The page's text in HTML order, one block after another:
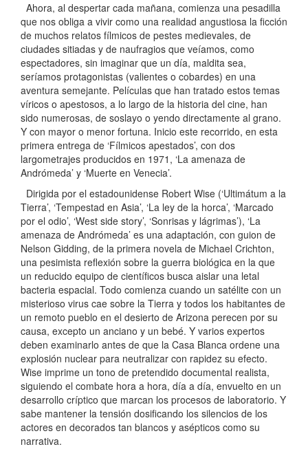
Ahora, al despertar cada mañana, comienza una pesadilla
que nos obliga a vivir como una realidad angustiosa la ficción
de muchos relatos fílmicos de pestes medievales, de
ciudades sitiadas y de naufragios que veíamos, como
espectadores, sin imaginar que un día, maldita sea,
seríamos protagonistas (valientes o cobardes) en una
aventura semejante. Películas que han tratado estos temas
víricos o apestosos, a lo largo de la historia del cine, han
sido numerosas, de soslayo o yendo directamente al grano.
Y con mayor o menor fortuna. Inicio este recorrido, en esta
primera entrega de ‘Fílmicos apestados’, con dos
largometrajes producidos en 1971, ‘La amenaza de
Andrómeda’ y ‘Muerte en Venecia’.
Dirigida por el estadounidense Robert Wise (‘Ultimátum a la
Tierra’, ‘Tempestad en Asia’, ‘La ley de la horca’, ‘Marcado
por el odio’, ‘West side story’, ‘Sonrisas y lágrimas’), ‘La
amenaza de Andrómeda’ es una adaptación, con guion de
Nelson Gidding, de la primera novela de Michael Crichton,
una pesimista reflexión sobre la guerra biológica en la que
un reducido equipo de científicos busca aislar una letal
bacteria espacial. Todo comienza cuando un satélite con un
misterioso virus cae sobre la Tierra y todos los habitantes de
un remoto pueblo en el desierto de Arizona perecen por su
causa, excepto un anciano y un bebé. Y varios expertos
deben examinarlo antes de que la Casa Blanca ordene una
explosión nuclear para neutralizar con rapidez su efecto.
Wise imprime un tono de pretendido documental realista,
siguiendo el combate hora a hora, día a día, envuelto en un
desarrollo críptico que marcan los procesos de laboratorio. Y
sabe mantener la tensión dosificando los silencios de los
actores en decorados tan blancos y asépticos como su
narrativa.